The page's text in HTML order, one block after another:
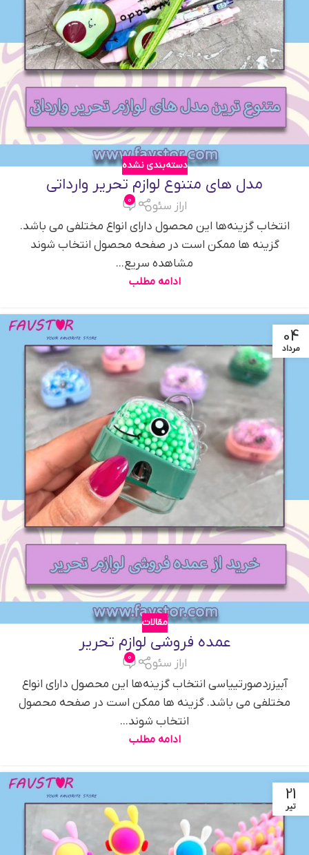
دسته‌بندی نشده
مدل های متنوع لوازم تحریر وارداتی
اراز سئو 0
انتخاب گزینه‌ها این محصول دارای انواع مختلفی می باشد.
گزینه ها ممکن است در صفحه محصول انتخاب شوند
مشاهده سریع...
ادامه مطلب
04
مرداد
مقالات
عمده فروشی لوازم تحریر
اراز سئو 0
آبیزردصورتییاسی انتخاب گزینه‌ها این محصول دارای انواع
مختلفی می باشد. گزینه ها ممکن است در صفحه محصول
انتخاب شوند...
ادامه مطلب
21
تیر